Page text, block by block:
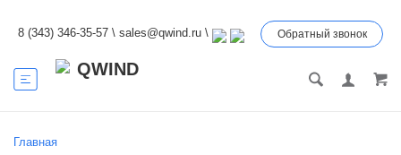
8 (343) 346-35-57 \ sales@qwind.ru \ Обратный звонок
Главная